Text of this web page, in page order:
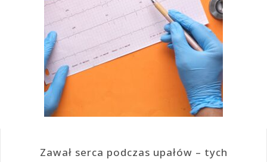
Zawał serca podczas upałów – tych